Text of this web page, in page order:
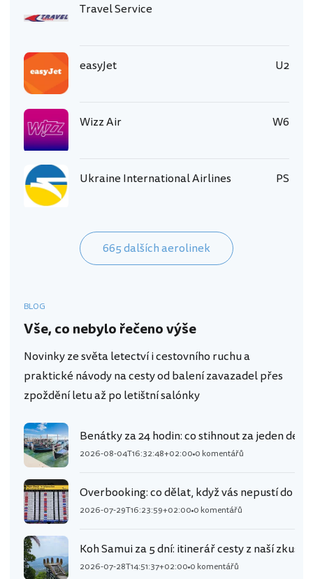
Travel Service
easyJet U2
Wizz Air W6
Ukraine International Airlines PS
665 dalších aerolinek
BLOG
Vše, co nebylo řečeno výše
Novinky ze světa letectví i cestovního ruchu a
praktické návody na cesty od balení zavazadel přes
zpoždění letu až po letištní salónky
Benátky za 24 hodin: co stihnout za jeden den
2026-08-04T16:32:48+02:00 0 komentářů
Overbooking: co dělat, když vás nepustí do
2026-07-29T16:23:59+02:00 0 komentářů
Koh Samui za 5 dní: itinerář cesty z naší
2026-07-28T14:51:37+02:00 0 komentářů